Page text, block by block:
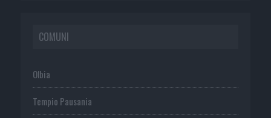
COMUNI
Olbia
Tempio Pausania